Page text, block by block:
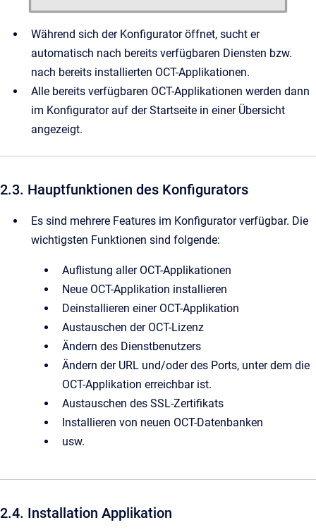
Während sich der Konfigurator öffnet, sucht er
automatisch nach bereits verfügbaren Diensten bzw.
nach bereits installierten OCT-Applikationen.
Alle bereits verfügbaren OCT-Applikationen werden dann
im Konfigurator auf der Startseite in einer Übersicht
angezeigt.
2.3. Hauptfunktionen des Konfigurators
Es sind mehrere Features im Konfigurator verfügbar. Die
wichtigsten Funktionen sind folgende:
Auflistung aller OCT-Applikationen
Neue OCT-Applikation installieren
Deinstallieren einer OCT-Applikation
Austauschen der OCT-Lizenz
Ändern des Dienstbenutzers
Ändern der URL und/oder des Ports, unter dem die
OCT-Applikation erreichbar ist.
Austauschen des SSL-Zertifikats
Installieren von neuen OCT-Datenbanken
usw.
2.4. Installation Applikation